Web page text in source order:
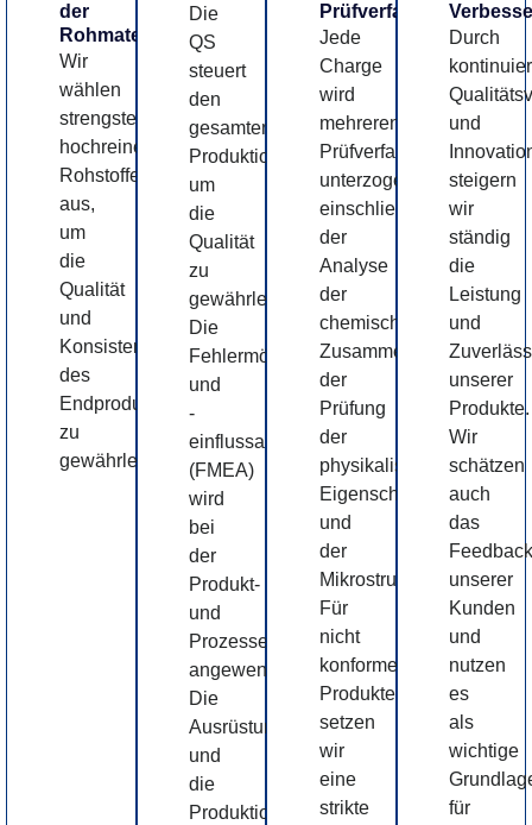
der
Rohmaterialien
Wir
wählen
strengstens
hochreine
Rohstoffe
aus,
um
die
Qualität
und
Konsistenz
des
Endprodukts
zu
gewährleisten.
Die
QS
steuert
den
gesamten
Produktionsprozess,
um
die
Qualität
zu
gewährleisten.
Die
Fehlermöglichkeits-
und
-
einflussanalyse
(FMEA)
wird
bei
der
Produkt-
und
Prozessentwicklung
angewendet.
Die
Ausrüstung
und
die
Produktionsumgebung
Prüfverfahren
Jede
Charge
wird
mehreren
Prüfverfahren
unterzogen,
einschließlich
der
Analyse
der
chemischen
Zusammensetzung,
der
Prüfung
der
physikalischen
Eigenschaften
und
der
Mikrostrukturprüfung.
Für
nicht
konforme
Produkte
setzen
wir
eine
strikte
Durch
und
steigern
wir
ständig
die
Leistung
und
unserer
Produkte.
Wir
schätzen
auch
das
unserer
Kunden
und
nutzen
es
als
wichtige
für